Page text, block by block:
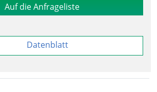
Auf die Anfrageliste
Datenblatt